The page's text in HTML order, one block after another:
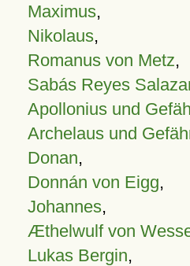
Maximus,
Nikolaus,
Romanus von Metz,
Sabás Reyes
Apollonius und
Archelaus und
Donan,
Donnán von Eigg,
Johannes,
Æthelwulf von
Lukas Bergin,